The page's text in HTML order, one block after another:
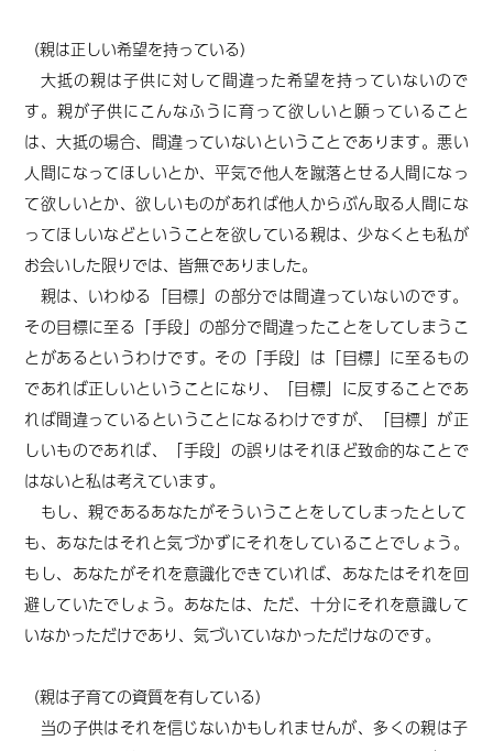
（親は正しい希望を持っている）
大抵の親は子供に対して間違った希望を持っていないので
す。親が子供にこんなふうに育って欲しいと願っていること
は、大抵の場合、間違っていないということであります。悪い
人間になってほしいとか、平気で他人を蹴落とせる人間になっ
て欲しいとか、欲しいものがあれば他人からぶん取る人間にな
ってほしいなどということを欲している親は、少なくとも私が
お会いした限りでは、皆無でありました。
親は、いわゆる「目標」の部分では間違っていないのです。
その目標に至る「手段」の部分で間違ったことをしてしまうこ
とがあるというわけです。その「手段」は「目標」に至るもの
であれば正しいということになり、「目標」に反することであ
れば間違っているということになるわけですが、「目標」が正
しいものであれば、「手段」の誤りはそれほど致命的なことで
はないと私は考えています。
もし、親であるあなたがそういうことをしてしまったとして
も、あなたはそれと気づかずにそれをしていることでしょう。
もし、あなたがそれを意識化できていれば、あなたはそれを回
避していたでしょう。あなたは、ただ、十分にそれを意識して
いなかっただけであり、気づいていなかっただけなのです。
（親は子育ての資質を有している）
当の子供はそれを信じないかもしれませんが、多くの親は子